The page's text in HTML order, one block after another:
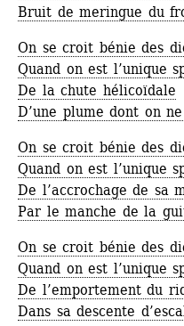
Bruit de meringue du
On se croit bénie des
Quand on est l’unique
De la chute hélicoïdale
D’une plume dont on
On se croit bénie des
Quand on est l’unique
De l’accrochage de sa
Par le manche de la
On se croit bénie des
Quand on est l’unique
De l’emportement du
Dans sa descente